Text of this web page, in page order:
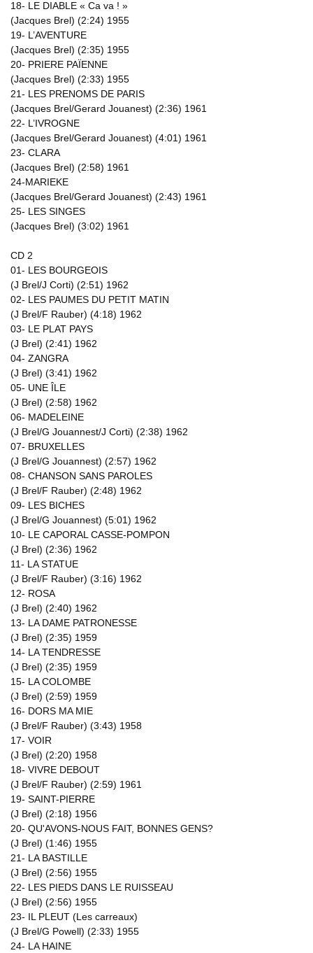
18- LE DIABLE « Ca va ! »
(Jacques Brel) (2:24) 1955
19- L’AVENTURE
(Jacques Brel) (2:35) 1955
20- PRIERE PAÏENNE
(Jacques Brel) (2:33) 1955
21- LES PRENOMS DE PARIS
(Jacques Brel/Gerard Jouanest) (2:36) 1961
22- L’IVROGNE
(Jacques Brel/Gerard Jouanest) (4:01) 1961
23- CLARA
(Jacques Brel) (2:58) 1961
24-MARIEKE
(Jacques Brel/Gerard Jouanest) (2:43) 1961
25- LES SINGES
(Jacques Brel) (3:02) 1961
CD 2
01- LES BOURGEOIS
(J Brel/J Corti) (2:51) 1962
02- LES PAUMES DU PETIT MATIN
(J Brel/F Rauber) (4:18) 1962
03- LE PLAT PAYS
(J Brel) (2:41) 1962
04- ZANGRA
(J Brel) (3:41) 1962
05- UNE ÎLE
(J Brel) (2:58) 1962
06- MADELEINE
(J Brel/G Jouannest/J Corti) (2:38) 1962
07- BRUXELLES
(J Brel/G Jouannest) (2:57) 1962
08- CHANSON SANS PAROLES
(J Brel/F Rauber) (2:48) 1962
09- LES BICHES
(J Brel/G Jouannest) (5:01) 1962
10- LE CAPORAL CASSE-POMPON
(J Brel) (2:36) 1962
11- LA STATUE
(J Brel/F Rauber) (3:16) 1962
12- ROSA
(J Brel) (2:40) 1962
13- LA DAME PATRONESSE
(J Brel) (2:35) 1959
14- LA TENDRESSE
(J Brel) (2:35) 1959
15- LA COLOMBE
(J Brel) (2:59) 1959
16- DORS MA MIE
(J Brel/F Rauber) (3:43) 1958
17- VOIR
(J Brel) (2:20) 1958
18- VIVRE DEBOUT
(J Brel/F Rauber) (2:59) 1961
19- SAINT-PIERRE
(J Brel) (2:18) 1956
20- QU'AVONS-NOUS FAIT, BONNES GENS?
(J Brel) (1:46) 1955
21- LA BASTILLE
(J Brel) (2:56) 1955
22- LES PIEDS DANS LE RUISSEAU
(J Brel) (2:56) 1955
23- IL PLEUT (Les carreaux)
(J Brel/G Powell) (2:33) 1955
24- LA HAINE